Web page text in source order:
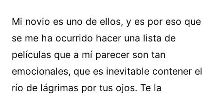
Mi novio es uno de ellos, y es por eso que
se me ha ocurrido hacer una lista de
películas que a mí parecer son tan
emocionales, que es inevitable contener el
río de lágrimas por tus ojos. Te la